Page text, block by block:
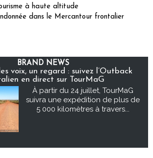
à haute altitude
dans le Mercantour frontalier
BRAND NEWS
voix, un regard : suivez l’Outback
en direct sur TourMaG
À partir du 24 juillet, TourMaG
suivra une expédition de plus de
5 000 kilomètres à travers...